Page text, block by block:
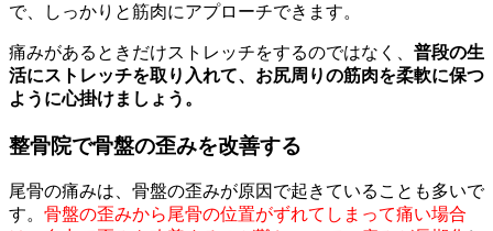
で、しっかりと筋肉にアプローチできます。
痛みがあるときだけストレッチをするのではなく、 普段の生
活にストレッチを取り入れて、お尻周りの筋肉を柔軟に保つ
ように心掛けましょう。
整骨院で骨盤の歪みを改善する
尾骨の痛みは、骨盤の歪みが原因で起きていることも多いで
す。 骨盤の歪みから尾骨の位置がずれてしまって痛い場合